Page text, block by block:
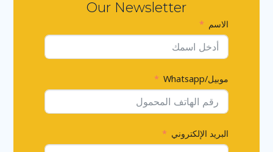
Our Newsletter
الاسم
موبيل/Whatsapp
البريد الإلكتروني